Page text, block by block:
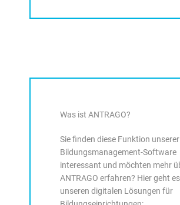
Was ist ANTRAGO?
Sie finden diese Funktion unserer
Bildungsmanagement-Software
interessant und möchten mehr
ANTRAGO erfahren? Hier geht
unseren digitalen Lösungen für